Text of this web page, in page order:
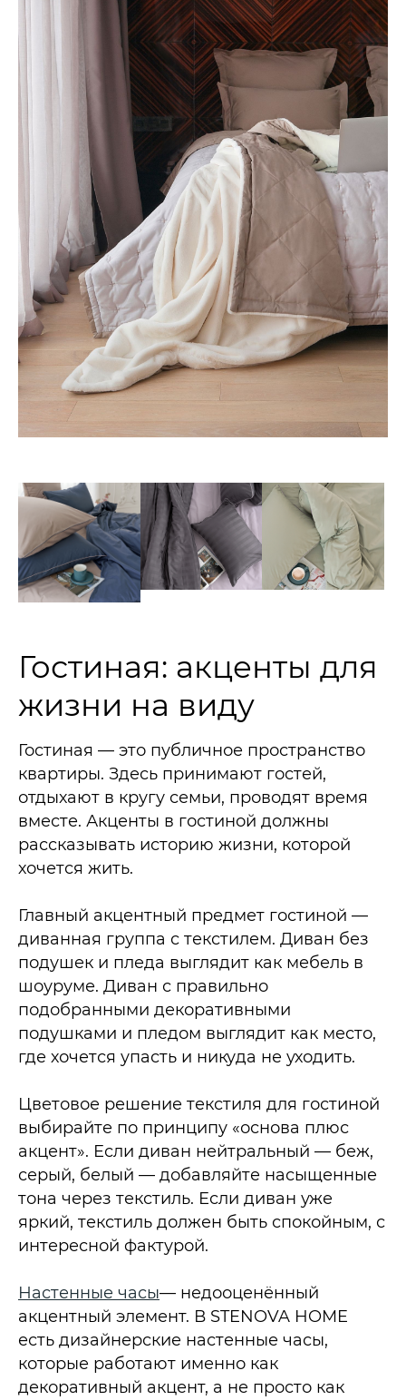
Гостиная: акценты для
жизни на виду
Гостиная — это публичное пространство
квартиры. Здесь принимают гостей,
отдыхают в кругу семьи, проводят время
вместе. Акценты в гостиной должны
рассказывать историю жизни, которой
хочется жить.
Главный акцентный предмет гостиной —
диванная группа с текстилем. Диван без
подушек и пледа выглядит как мебель в
шоуруме. Диван с правильно
подобранными декоративными
подушками и пледом выглядит как место,
где хочется упасть и никуда не уходить.
Цветовое решение текстиля для гостиной
выбирайте по принципу «основа плюс
акцент». Если диван нейтральный — беж,
серый, белый — добавляйте насыщенные
тона через текстиль. Если диван уже
яркий, текстиль должен быть спокойным, с
интересной фактурой.
Настенные часы— недооценённый
акцентный элемент. В STENOVA HOME
есть дизайнерские настенные часы,
которые работают именно как
декоративный акцент, а не просто как